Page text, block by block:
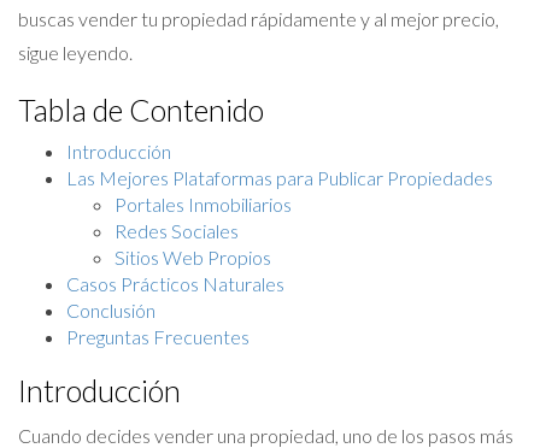
buscas vender tu propiedad rápidamente y al mejor precio,
sigue leyendo.
Tabla de Contenido
Introducción
Las Mejores Plataformas para Publicar Propiedades
Portales Inmobiliarios
Redes Sociales
Sitios Web Propios
Casos Prácticos Naturales
Conclusión
Preguntas Frecuentes
Introducción
Cuando decides vender una propiedad, uno de los pasos más